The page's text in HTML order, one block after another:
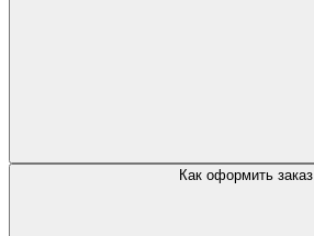
Как оформить заказ